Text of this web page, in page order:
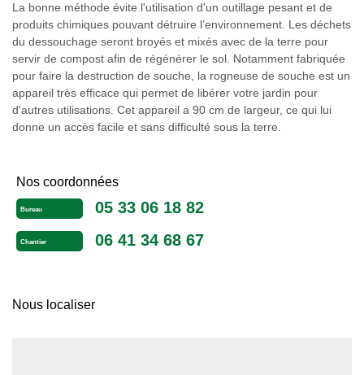
La bonne méthode évite l'utilisation d'un outillage pesant et de
produits chimiques pouvant détruire l’environnement. Les déchets
du dessouchage seront broyés et mixés avec de la terre pour
servir de compost afin de régénérer le sol. Notamment fabriquée
pour faire la destruction de souche, la rogneuse de souche est un
appareil très efficace qui permet de libérer votre jardin pour
d'autres utilisations. Cet appareil a 90 cm de largeur, ce qui lui
donne un accès facile et sans difficulté sous la terre.
Nos coordonnées
Bureau 05 33 06 18 82
Chantier 06 41 34 68 67
Nous localiser